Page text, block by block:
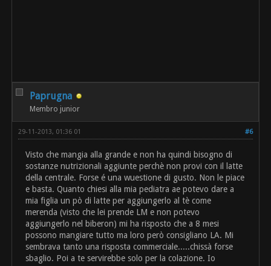
Paprugna
Membro junior
#6
29-11-2013, 01:36 01
Visto che mangia alla grande e non ha quindi bisogno di
sostanze nutrizionali aggiunte perchè non provi con il latte
della centrale. Forse é una wuestione di gusto. Non le piace
e basta. Quanto chiesi alla mia pediatra ae potevo dare a
mia figlia un pò di latte per aggiungerlo al tè come
merenda (visto che lei prende LM e non potevo
aggiungerlo nel biberon) mi ha risposto che a 8 mesi
possono mangiare tutto ma loro però consigliano LA. Mi
sembrava tanto una risposta commerciale.....chissà forse
sbaglio. Poi a te servirebbe solo per la colazione. Io